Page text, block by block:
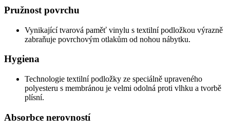
Pružnost povrchu
Vynikající tvarová paměť vinylu s textilní podložkou výrazně
zabraňuje povrchovým otlakům od nohou nábytku.
Hygiena
Technologie textilní podložky ze speciálně upraveného
polyesteru s membránou je velmi odolná proti vlhku a tvorbě
plísní.
Absorbce nerovností